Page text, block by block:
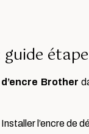
Brother
l’encre de